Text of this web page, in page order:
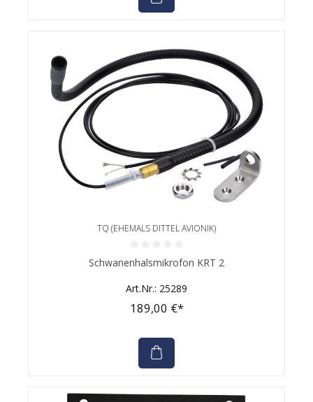
TQ (EHEMALS DITTEL AVIONIK)
Durchschnittliche Bewertung von 0 von 5 Sternen
Schwanenhalsmikrofon KRT 2
Art.Nr.: 25289
189,00 €*